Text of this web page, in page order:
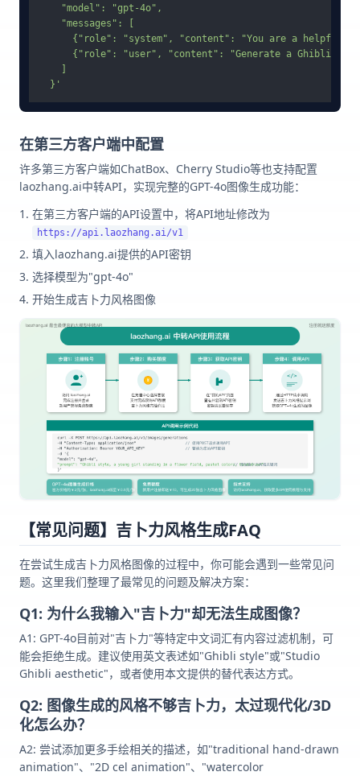
    "model": "gpt-4o",
    "messages": [
{"role": "system", "content": "You are a helpful
{"role": "user", "content": "Generate a Ghibli
  }'
在第三方客户端中配置
许多第三方客户端如ChatBox、Cherry Studio等也支持配置
laozhang.ai中转API，实现完整的GPT-4o图像生成功能：
在第三方客户端的API设置中，将API地址修改为
https://api.laozhang.ai/v1
填入laozhang.ai提供的API密钥
选择模型为"gpt-4o"
开始生成吉卜力风格图像
【常见问题】吉卜力风格生成FAQ
在尝试生成吉卜力风格图像的过程中，你可能会遇到一些常见问
题。这里我们整理了最常见的问题及解决方案：
Q1: 为什么我输入"吉卜力"却无法生成图像？
A1: GPT-4o目前对"吉卜力"等特定中文词汇有内容过滤机制，可
能会拒绝生成。建议使用英文表述如"Ghibli style"或"Studio
Ghibli aesthetic"，或者使用本文提供的替代表达方式。
Q2: 图像生成的风格不够吉卜力，太过现代化/3D
化怎么办？
A2: 尝试添加更多手绘相关的描述，如"traditional hand-drawn
animation"、"2D cel animation"、"watercolor